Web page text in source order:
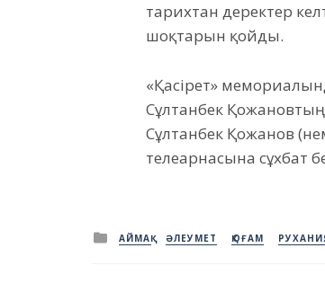
тарихтан деректер
шоқтарын қойды.
«Қасірет»
Сұлтанбек
Сұлтанбек Қожанов
телеарнасына сұхбат
Posted
in
АЙМАҚ ӘЛЕУМЕТ ҚОҒАМ